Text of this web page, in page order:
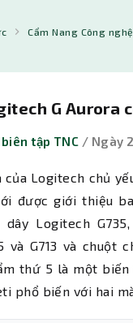
Cẩm Nang Công nghệ
G Aurora
tập TNC / Ngày
Logitech chủ
được giới thiệu
Logitech G735,
và G713 và chuột
thứ 5 là một
phổ biến với hai